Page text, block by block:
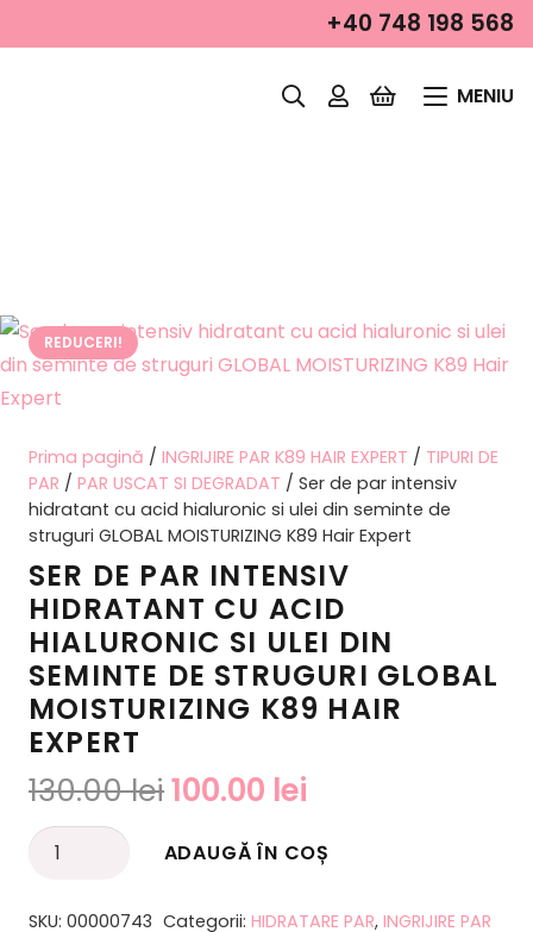
+40 748 198 568
MENIU
REDUCERI!
Prima pagină / INGRIJIRE PAR K89 HAIR EXPERT / TIPURI DE
PAR / PAR USCAT SI DEGRADAT / Ser de par intensiv
hidratant cu acid hialuronic si ulei din seminte de
struguri GLOBAL MOISTURIZING K89 Hair Expert
SER DE PAR INTENSIV
HIDRATANT CU ACID
HIALURONIC SI ULEI DIN
SEMINTE DE STRUGURI GLOBAL
MOISTURIZING K89 HAIR
EXPERT
130.00leiPrețul
a
130.00 lei.
100.00 lei
este:
Cantitate
ADAUGĂ ÎN COȘ
Alternative:
SKU: 00000743 Categorii: HIDRATARE PAR, INGRIJIRE PAR